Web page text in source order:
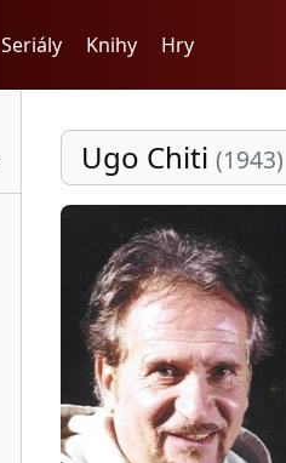
Seriály Knihy Hry
Ugo Chiti (1943)